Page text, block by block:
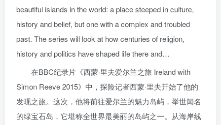
beautiful islands in the world: a place steeped in culture,
history and belief, but one with a complex and troubled
past. The series will look at how centuries of religion,
history and politics have shaped life there and…
在BBC纪录片《西蒙·里夫爱尔兰之旅 Ireland with
Simon Reeve 2015》中，探险记者西蒙·里夫开始了他的
发现之旅。这次，他将前往爱尔兰的魅力岛屿，举世闻名
的绿宝石岛，它堪称全世界最美丽的岛屿之一。从海岸线